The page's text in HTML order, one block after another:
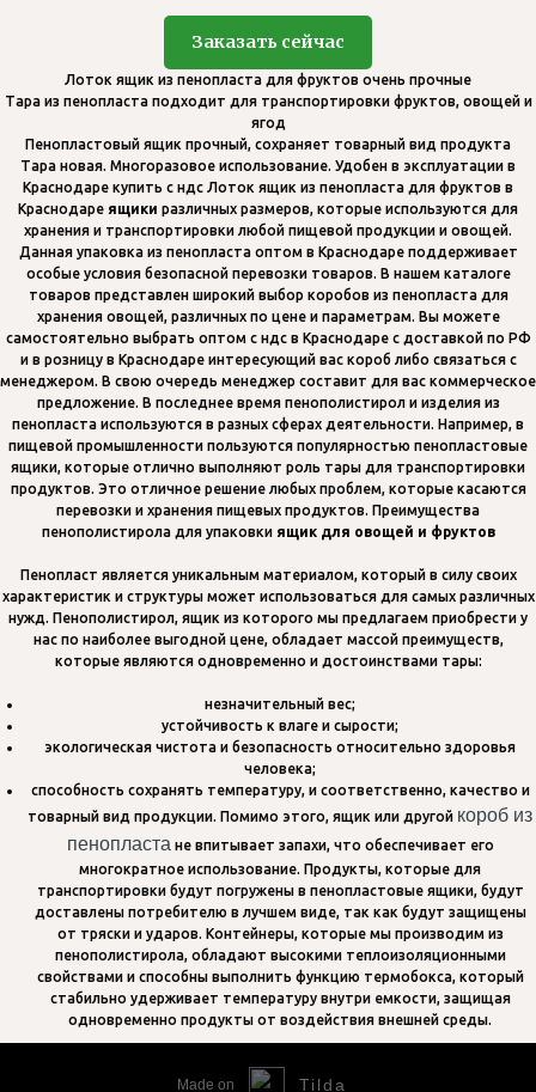
Заказать сейчас
Лоток ящик из пенопласта для фруктов очень прочные
Тара из пенопласта подходит для транспортировки фруктов, овощей и
ягод
Пенопластовый ящик прочный, сохраняет товарный вид продукта
Тара новая. Многоразовое использование. Удобен в эксплуатации в
Краснодаре купить с ндс Лоток ящик из пенопласта для фруктов в
Краснодаре ящики различных размеров, которые используются для
хранения и транспортировки любой пищевой продукции и овощей.
Данная упаковка из пенопласта оптом в Краснодаре поддерживает
особые условия безопасной перевозки товаров. В нашем каталоге
товаров представлен широкий выбор коробов из пенопласта для
хранения овощей, различных по цене и параметрам. Вы можете
самостоятельно выбрать оптом с ндс в Краснодаре с доставкой по РФ
и в розницу в Краснодаре интересующий вас короб либо связаться с
менеджером. В свою очередь менеджер составит для вас коммерческое
предложение. В последнее время пенополистирол и изделия из
пенопласта используются в разных сферах деятельности. Например, в
пищевой промышленности пользуются популярностью пенопластовые
ящики, которые отлично выполняют роль тары для транспортировки
продуктов. Это отличное решение любых проблем, которые касаются
перевозки и хранения пищевых продуктов. Преимущества
пенополистирола для упаковки ящик для овощей и фруктов
Пенопласт является уникальным материалом, который в силу своих
характеристик и структуры может использоваться для самых различных
нужд. Пенополистирол, ящик из которого мы предлагаем приобрести у
нас по наиболее выгодной цене, обладает массой преимуществ,
которые являются одновременно и достоинствами тары:
незначительный вес;
устойчивость к влаге и сырости;
экологическая чистота и безопасность относительно здоровья
человека;
способность сохранять температуру, и соответственно, качество и
товарный вид продукции. Помимо этого, ящик или другой короб из
пенопласта не впитывает запахи, что обеспечивает его
многократное использование. Продукты, которые для
транспортировки будут погружены в пенопластовые ящики, будут
доставлены потребителю в лучшем виде, так как будут защищены
от тряски и ударов. Контейнеры, которые мы производим из
пенополистирола, обладают высокими теплоизоляционными
свойствами и способны выполнить функцию термобокса, который
стабильно удерживает температуру внутри емкости, защищая
одновременно продукты от воздействия внешней среды.
Made on Tilda